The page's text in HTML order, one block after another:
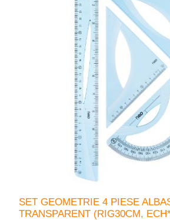
SET GEOMETRIE 4 PIESE
TRANSPARENT (RIG30CM,